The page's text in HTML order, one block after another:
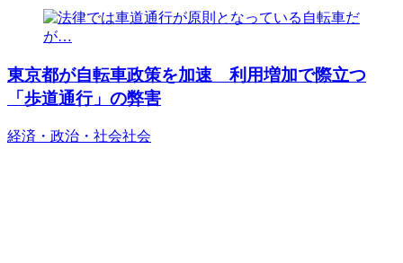
東京都が自転車政策を加速 利用増加で際立つ
「歩道通行」の弊害
経済・政治・社会社会